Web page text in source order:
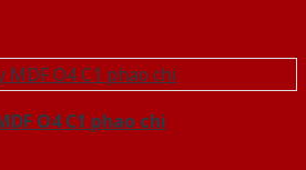
O4 C1 phao chi